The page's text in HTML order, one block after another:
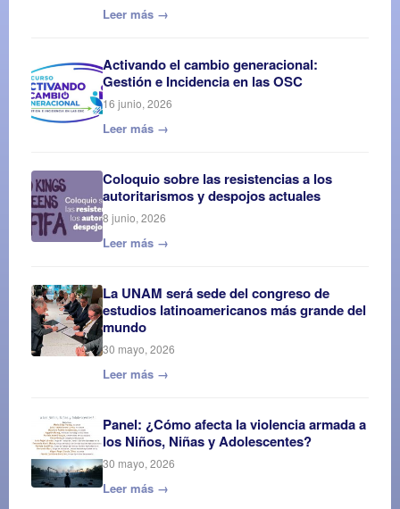
Leer más →
Activando el cambio generacional:
Gestión e Incidencia en las OSC
16 junio, 2026
Leer más →
Coloquio sobre las resistencias a los
autoritarismos y despojos actuales
8 junio, 2026
Leer más →
La UNAM será sede del congreso de
estudios latinoamericanos más grande del
mundo
30 mayo, 2026
Leer más →
Panel: ¿Cómo afecta la violencia armada a
los Niños, Niñas y Adolescentes?
30 mayo, 2026
Leer más →